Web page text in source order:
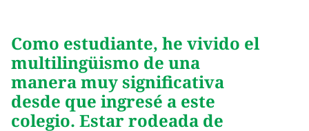
Como estudiante, he vivido el
multilingüismo de una
manera muy significativa
desde que ingresé a este
colegio. Estar rodeada de